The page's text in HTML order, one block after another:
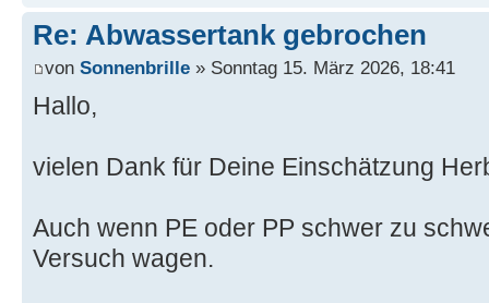
Re: Abwassertank gebrochen
von Sonnenbrille » Sonntag 15. März 2026, 18:41
Hallo,
vielen Dank für Deine Einschätzung
Auch wenn PE oder PP schwer zu
Versuch wagen.